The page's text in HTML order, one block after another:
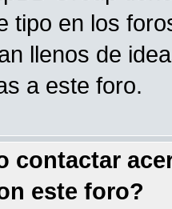
tipo en los
llenos de
a este foro.
contactar
este foro?